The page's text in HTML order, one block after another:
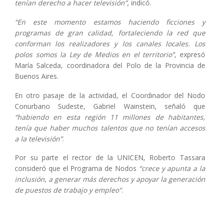
tenían derecho a hacer televisión”, indicó.
“En este momento estamos haciendo ficciones y
programas de gran calidad, fortaleciendo la red que
conforman los realizadores y los canales locales. Los
polos somos la Ley de Medios en el territorio”, expresó
María Salceda, coordinadora del Polo de la Provincia de
Buenos Aires.
En otro pasaje de la actividad, el Coordinador del Nodo
Conurbano Sudeste, Gabriel Wainstein, señaló que
“habiendo en esta región 11 millones de habitantes,
tenía que haber muchos talentos que no tenían accesos
a la televisión”.
Por su parte el rector de la UNICEN, Roberto Tassara
consideró que el Programa de Nodos “crece y apunta a la
inclusión, a generar más derechos y apoyar la generación
de puestos de trabajo y empleo".